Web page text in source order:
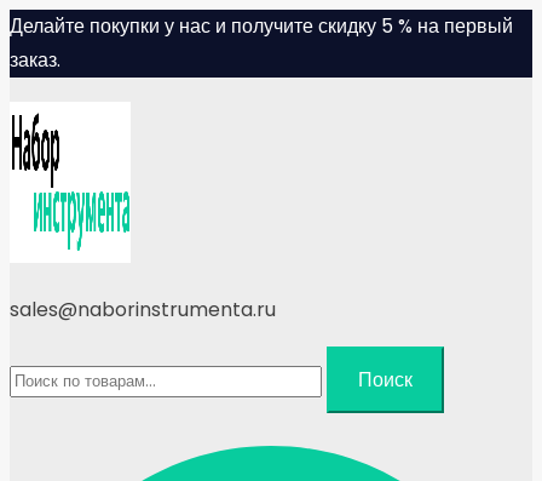
Skip
to
Делайте покупки у нас и получите скидку 5 % на первый
заказ.
sales@naborinstrumenta.ru
Искать:
Поиск